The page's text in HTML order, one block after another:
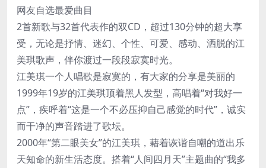
网友自选最爱曲目
2首新歌与32首代表作的双CD，超过130分钟的超大享
受，无论是抒情、迷幻、个性、可爱、感动、洒脱的江
美琪歌声，伴你渡过一段段寂寞时光。
江美琪一个人唱歌是寂寞的，有大家的分享是美丽的
1999年19岁的江美琪顶着黑人发型，高唱着“对我好一
点”，疾呼着“这是一个不必压抑自己感觉的时代”，诚实
而干净的声音踏进了歌坛。
2000年“第二眼美女”的江美琪，藉着诙谐自嘲的道出乐
天知命的新生活态度。搭着“人间四月天”主题曲的“我多